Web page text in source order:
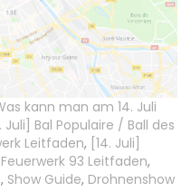
kann man am 14. Juli
Juli] Bal Populaire / Ball des
Leitfaden, [14. Juli]
Feuerwerk 93 Leitfaden,
, Show Guide, Drohnenshow